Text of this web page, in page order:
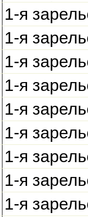
1-я
1-я
1-я
1-я
1-я
1-я
1-я
1-я
1-я